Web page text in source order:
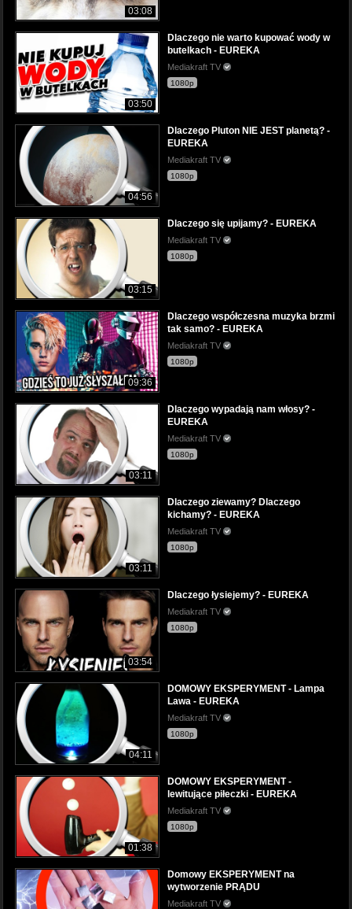
03:08
03:50
Dlaczego nie warto kupować wody w
butelkach - EUREKA
Mediakraft TV
1080p
04:56
Dlaczego Pluton NIE JEST planetą? -
EUREKA
Mediakraft TV
1080p
03:15
Dlaczego się upijamy? - EUREKA
Mediakraft TV
1080p
09:36
Dlaczego współczesna muzyka brzmi
tak samo? - EUREKA
Mediakraft TV
1080p
03:11
Dlaczego wypadają nam włosy? -
EUREKA
Mediakraft TV
1080p
03:11
Dlaczego ziewamy? Dlaczego
kichamy? - EUREKA
Mediakraft TV
1080p
03:54
Dlaczego łysiejemy? - EUREKA
Mediakraft TV
1080p
04:11
DOMOWY EKSPERYMENT - Lampa
Lawa - EUREKA
Mediakraft TV
1080p
01:38
DOMOWY EKSPERYMENT -
lewitujące piłeczki - EUREKA
Mediakraft TV
1080p
Domowy EKSPERYMENT na
wytworzenie PRĄDU
Mediakraft TV